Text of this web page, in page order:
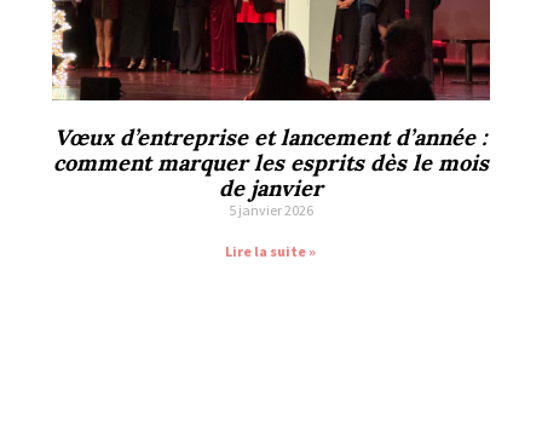
Vœux d’entreprise et lancement d’année :
comment marquer les esprits dès le mois
de janvier
5 janvier 2026
Lire la suite »